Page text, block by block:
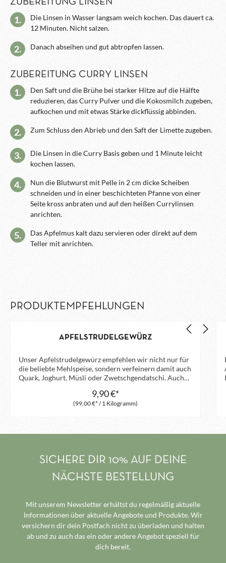
ZUBEREITUNG LINSEN
1.
Die Linsen in Wasser langsam weich kochen. Das dauert ca.
12 Minuten. Nicht salzen.
2. Danach abseihen und gut abtropfen lassen.
ZUBEREITUNG CURRY LINSEN
1.
Den Saft und die Brühe bei starker Hitze auf die Hälfte
reduzieren, das Curry Pulver und die Kokosmilch zugeben,
aufkochen und mit etwas Stärke dickflüssig abbinden.
2. Zum Schluss den Abrieb und den Saft der Limette zugeben.
3.
Die Linsen in die Curry Basis geben und 1 Minute leicht
kochen lassen.
4.
Nun die Blutwurst mit Pelle in 2 cm dicke Scheiben
schneiden und in einer beschichteten Pfanne von einer
Seite kross anbraten und auf den heißen Currylinsen
anrichten.
5.
Das Apfelmus kalt dazu servieren oder direkt auf dem
Teller mit anrichten.
PRODUKTEMPFEHLUNGEN
APFELSTRUDELGEWÜRZ
Unser Apfelstrudelgewürz empfehlen wir nicht nur für
die beliebte Mehlspeise, sondern verfeinern damit auch
Quark, Joghurt, Müsli oder Zwetschgendatschi. Auch
Figur. Besonders beliebt ist diese Mischung zum
Frühstück und passt hervorragend zu aller Art Müsli.
(99,00 €* / 1 Kilogramm)
9,90 €*
SICHERE DIR 10% AUF DEINE
NÄCHSTE BESTELLUNG
Mit unserem Newsletter erhältst du regelmäßig aktuelle
Informationen über aktuelle Angebote und Produkte. Wir
versichern dir dein Postfach nicht zu überladen und halten
ab und zu auch das ein oder andere Angebot speziell für
dich bereit.